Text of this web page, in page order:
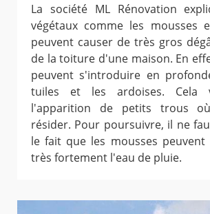
La société ML Rénovation
végétaux comme les mousses
peuvent causer de très gros
de la toiture d'une maison. En
peuvent s'introduire en
tuiles et les ardoises. Cela
l'apparition de petits trous
résider. Pour poursuivre, il ne
le fait que les mousses
très fortement l'eau de pluie.